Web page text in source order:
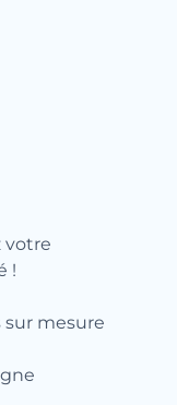
votre
!
sur mesure